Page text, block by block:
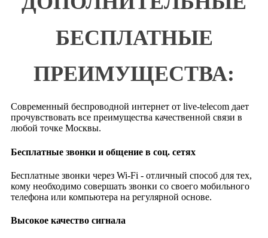
БЕСПЛАТНЫЕ
ПРЕИМУЩЕСТВА:
Современный беспроводной интернет от live-telecom дает
прочувствовать все преимущества качественной связи в
любой точке Москвы.
Бесплатные звонки и общение в соц. сетях
Бесплатные звонки через Wi-Fi - отличный способ для тех,
кому необходимо совершать звонки со своего мобильного
телефона или компьютера на регулярной основе.
Высокое качество сигнала